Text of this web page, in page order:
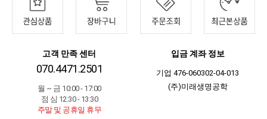
고객 만족 센터
070.4471.2501
월 ~ 금 10:00 - 17:00
점 심 12:30 - 13:30
주말 및 공휴일 휴무
입금 계좌 정보
기업 476-060302-04-013
(주)미래생명공학